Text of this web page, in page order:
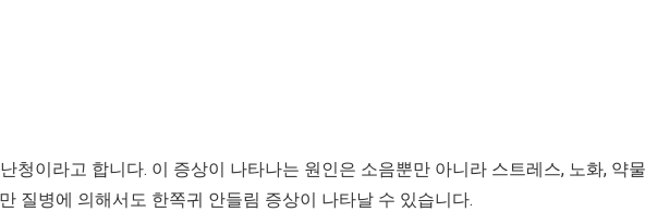
청이라고 합니다. 이 증상이 나타나는 원인은 소음뿐만 아니라 스트레스, 노화, 약물
질병에 의해서도 한쪽귀 안들림 증상이 나타날 수 있습니다.